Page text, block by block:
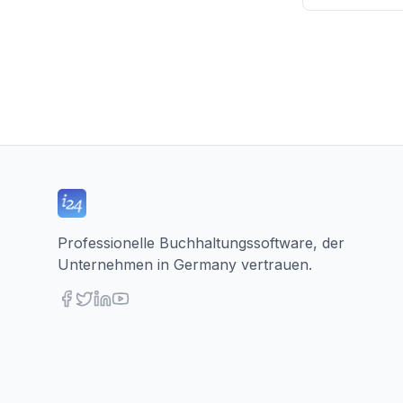
Professionelle Buchhaltungssoftware, der
Unternehmen in Germany vertrauen.